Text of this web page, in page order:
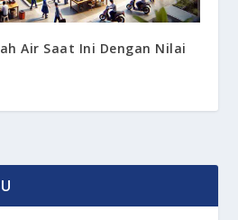
Air Saat Ini Dengan Nilai